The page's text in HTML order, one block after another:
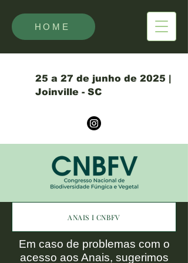
HOME
25 a 27 de junho de 2025 |
Joinville - SC
ANAIS I CNBFV
Em caso de problemas com o
acesso aos Anais, sugerimos